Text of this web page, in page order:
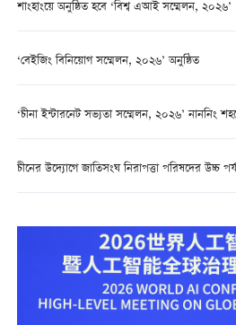
শাংহাংয়ে অনুষ্ঠিত হবে ‘বিশ্ব এআই সম্মেলন, ২০২৬’
‘বেইজিং বিনিয়োগ সম্মেলন, ২০২৬’ অনুষ্ঠিত
‘চীনা ইন্টারনেট সভ্যতা সম্মেলন, ২০২৬’ নাননিং
চীনের উদ্যোগে জাতিসংঘ নিরাপত্তা পরিষদের উচ্চ